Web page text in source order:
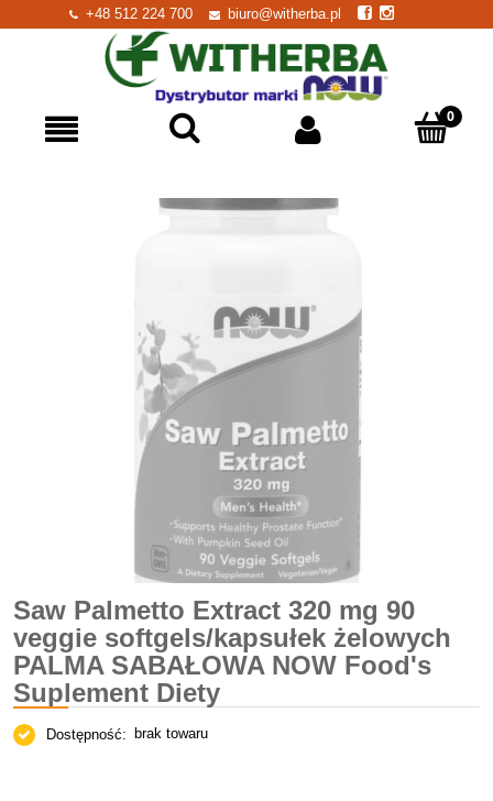
+48 512 224 700 biuro@witherba.pl
Saw Palmetto Extract 320 mg 90
veggie softgels/kapsułek żelowych
PALMA SABAŁOWA NOW Food's
Suplement Diety
Dostępność: brak towaru